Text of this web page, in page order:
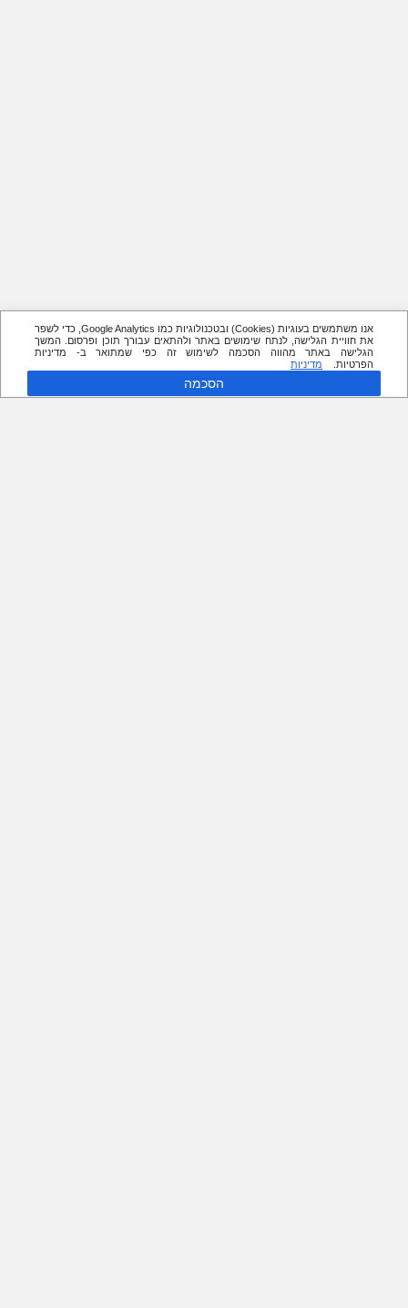
אנו משתמשים בעוגיות (Cookies) ובטכנולוגיות כמו Google Analytics, כדי לשפר
את חוויית הגלישה, לנתח שימושים באתר ולהתאים עבורך תוכן ופרסום. המשך
הגלישה באתר מהווה הסכמה לשימוש זה כפי שמתואר ב- מדיניות
הפרטיות.
מדיניות
הסכמה